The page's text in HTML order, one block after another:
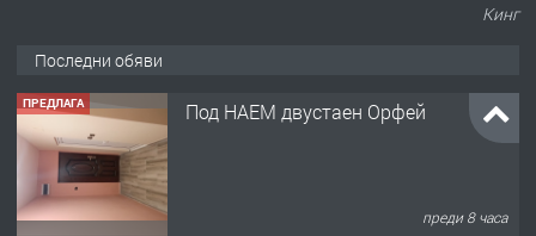
Кинг
Последни обяви
ПРЕДЛАГА Под НАЕМ двустаен Орфей
преди 8 часа